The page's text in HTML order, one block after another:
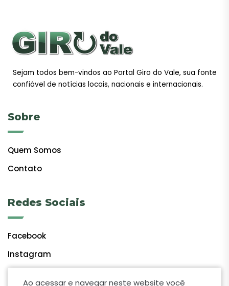
Sejam todos bem-vindos ao Portal Giro do Vale, sua fonte
confiável de notícias locais, nacionais e internacionais.
Sobre
Quem Somos
Contato
Redes Sociais
Facebook
Instagram
Ao acessar e navegar neste website você